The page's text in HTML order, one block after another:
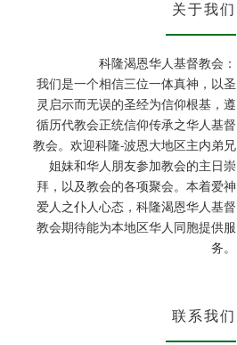
关于我们
科隆渴恩华人基督教会：
我们是一个相信三位一体真神，以圣
灵启示而无误的圣经为信仰根基，遵
循历代教会正统信仰传承之华人基督
教会。欢迎科隆-波恩大地区主内弟兄
姐妹和华人朋友参加教会的主日崇
拜，以及教会的各项聚会。本着爱神
爱人之仆人心态，科隆渴恩华人基督
教会期待能为本地区华人同胞提供服
务。
联系我们